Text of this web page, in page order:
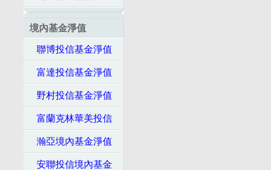
境內基金淨值
聯博投信基金淨值
富達投信基金淨值
野村投信基金淨值
富蘭克林華美投信
瀚亞境內基金淨值
安聯投信境內基金